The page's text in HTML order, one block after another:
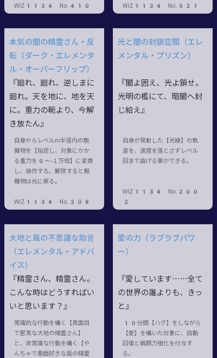
WIZ1134 No.410
WIZ1134 No.521
本気の闇の精霊さん・反
転（ダーク・エレメンタ
ル・オーバーフリップ）
『廻れ、廻れ、逆しまに
廻れ。天を地に、地を天
に。重力の軛より、今解
き放たん』
自身からレベルm半径内の無
機物を【指定し、対象にかか
る重力を0～-１万倍】に変換
し、操作する。解除すると無
機物は元に戻る。
WIZ1134 No.208
光と闇の封鎖空間（エレ
メンタル・プリズン）
『闇よ囲え、光よ鎖せ。
光明の檻にて、暗闇へ封
じ給え』
自身が発射した【光線】の軌
道を、速度を落とさずレベル
回まで曲げる事ができる。
WIZ1134 No.200
2
大地と風の不思議な助言
（エレメンタル・アドバ
イス）
『精霊さん、精霊さん。
こんな時はどうすればい
いと思います？』
常識的な行動を囁く【真面目
で堅実な大地の精霊さん】
と、非常識な行動を囁く【や
んちゃで悪戯好きな風の精霊
愛の力（ラブラブパワ
ー）
『愛しています……全て
の世界の誰よりも、きっ
と』
10分間【ハグ】をしながら
【愛】を囁いた対象に、自動
回復と戦闘力強化を付与す
る。